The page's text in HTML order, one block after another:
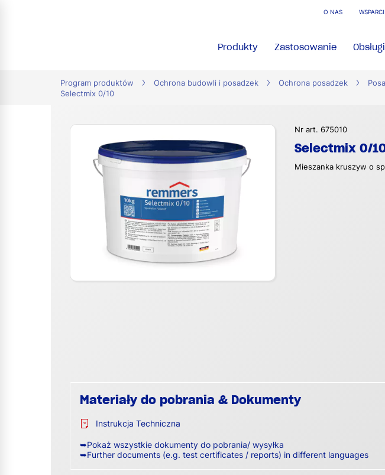
O NAS
Produkty Zastosowanie
Program produktów Ochrona budowli i posadzek Ochrona posadzek
Selectmix 0/10
Nr art. 675010
Selectmix 0/
Mieszanka kruszyw o
Materiały do pobrania & Dokumenty
Instrukcja Techniczna
➥Pokaż wszystkie dokumenty do pobrania/ wysyłka
➥Further documents (e.g. test certificates / reports) in different languages